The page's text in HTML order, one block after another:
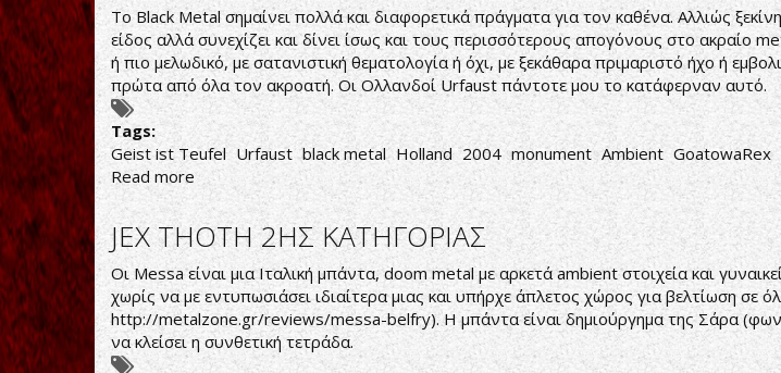
Το Black Metal σημαίνει πολλά και διαφορετικά πράγματα για τον καθένα. Αλλιώς
είδος αλλά συνεχίζει και δίνει ίσως και τους περισσότερους απογόνους στο
ή πιο μελωδικό, με σατανιστική θεματολογία ή όχι, με ξεκάθαρα πριμαριστό ήχο ή
πρώτα από όλα τον ακροατή. Οι Ολλανδοί Urfaust πάντοτε μου το κατάφερναν αυτό.
Tags:
Geist ist Teufel Urfaust black metal Holland 2004 monument Ambient GoatowaRex
Read more about
Urfaust-
Geist
ist
Teufel
JEX THOTH 2ΗΣ ΚΑΤΗΓΟΡΙΑΣ
Οι Messa είναι μια Ιταλική μπάντα, doom metal με αρκετά ambient στοιχεία και
χωρίς να με εντυπωσιάσει ιδιαίτερα μιας και υπήρχε άπλετος χώρος για βελτίωση σε
http://metalzone.gr/reviews/messa-belfry). Η μπάντα είναι δημιούργημα της Σάρα
να κλείσει η συνθετική τετράδα.